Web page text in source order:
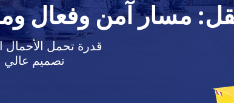
مسار آمن وفعال
قدرة تحمل الأحمال
تصميم عالي